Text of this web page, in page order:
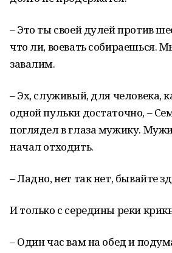
– Это ты своей дулей против
что ли, воевать собираешься.
завалим.
– Эх, служивый, для человека,
одной пульки достаточно, –
поглядел в глаза мужику.
начал отходить.
– Ладно, нет так нет, бывайте
И только с середины реки
– Один час вам на обед и